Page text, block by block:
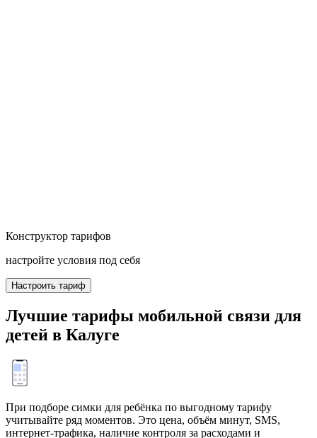
Конструктор тарифов
настройте условия под себя
Настроить тариф
Лучшие тарифы мобильной связи для
детей в Калуге
При подборе симки для ребёнка по выгодному тарифу
учитывайте ряд моментов. Это цена, объём минут, SMS,
интернет-трафика, наличие контроля за расходами и